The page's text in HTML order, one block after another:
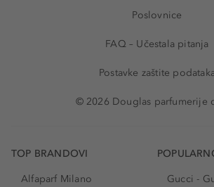
Poslovnice
FAQ – Učestala pitanja
Postavke zaštite
© 2026 Douglas parfumerije
TOP BRANDOVI
Alfaparf Milano
Gucci -